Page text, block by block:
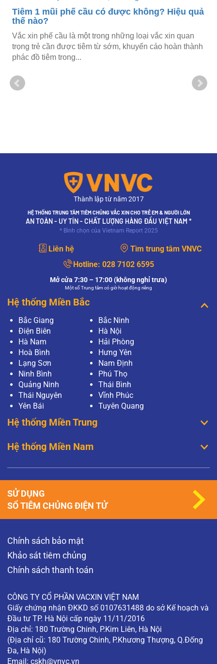
Tiêm 1 mũi phế cầu có được không? Hiệu quả
thế nào?
Vắc xin phế cầu là một trong những loại vắc xin quan
trọng trẻ cần được tiêm từ sớm, khuyến cáo hoàn thành
phác đồ tiêm trong...
Thành lập từ năm 2017
HỆ THỐNG TRUNG TÂM TIÊM CHỦNG VẮC XIN CHO TRẺ EM & NGƯỜI LỚN
AN TOÀN - UY TÍN - CHẤT LƯỢNG HÀNG ĐẦU VIỆT NAM *
* Bình chọn của Vietnam Report 2025
Liên hệ
Tìm trung tâm VNVC
Hotline: 028 7102 6595
Mở cửa 7:30 – 17:00 (không nghỉ trưa)
Một số Trung tâm có giờ hoạt động riêng
Hệ thống Miền Bắc
Bắc Giang
Bắc Ninh
Điện Biên
Hà Nội
Hà Nam
Hải Phòng
Hoà Bình
Hưng Yên
Lạng Sơn
Nam Định
Ninh Bình
Phú Thọ
Quảng Ninh
Thái Bình
Thái Nguyên
Vĩnh Phúc
Yên Bái
Tuyên Quang
Hệ thống Miền Trung
Hệ thống Miền Nam
Chính sách bảo mật
Khảo sát tiêm chủng
Chính sách thanh toán
CÔNG TY CỔ PHẦN VACXIN VIỆT NAM
Giấy chứng nhận ĐKKD số 0107631488 do sở Kế hoạch và
Đầu tư TP. Hà Nội cấp ngày 11/11/2016
Địa chỉ: 180 Trường Chinh, P.Kim Liên, Hà Nội
(Địa chỉ cũ: 180 Trường Chinh, P.Khương Thượng, Q.Đống
Đa, Hà Nội)
Email: cskh@vnvc.vn
SỬ DỤNG
SỔ TIÊM CHỦNG ĐIỆN TỬ